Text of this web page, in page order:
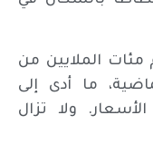
إن 1 إلى إعدام مئات الملايين من
ما أدى إلى
ولا تزال